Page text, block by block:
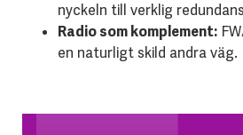
nyckeln till verklig
Radio som komplement:
en naturligt skild andra väg.